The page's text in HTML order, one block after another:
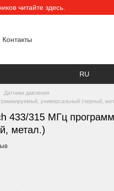
читайте здесь.
Контакты
RU
Датчики давления
универсальный (черный,
433/315 МГц
метал.)